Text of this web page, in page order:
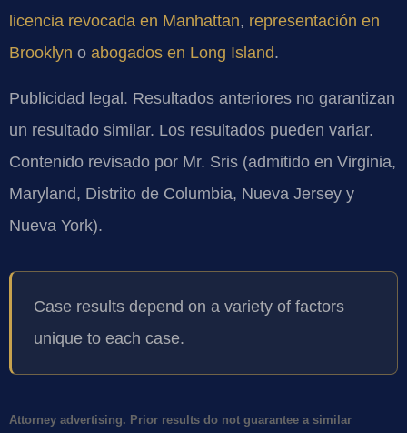
licencia revocada en Manhattan, representación en
Brooklyn o abogados en Long Island.
Publicidad legal. Resultados anteriores no garantizan
un resultado similar. Los resultados pueden variar.
Contenido revisado por Mr. Sris (admitido en Virginia,
Maryland, Distrito de Columbia, Nueva Jersey y
Nueva York).
Case results depend on a variety of factors
unique to each case.
Attorney advertising. Prior results do not guarantee a similar